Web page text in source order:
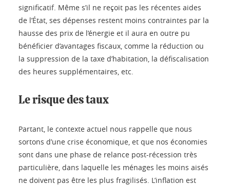
significatif. Même s’il ne reçoit pas les récentes aides
de l’État, ses dépenses restent moins contraintes par la
hausse des prix de l’énergie et il aura en outre pu
bénéficier d’avantages fiscaux, comme la réduction ou
la suppression de la taxe d’habitation, la défiscalisation
des heures supplémentaires, etc.
Le risque des taux
Partant, le contexte actuel nous rappelle que nous
sortons d’une crise économique, et que nos économies
sont dans une phase de relance post-récession très
particulière, dans laquelle les ménages les moins aisés
ne doivent pas être les plus fragilisés. L’inflation est